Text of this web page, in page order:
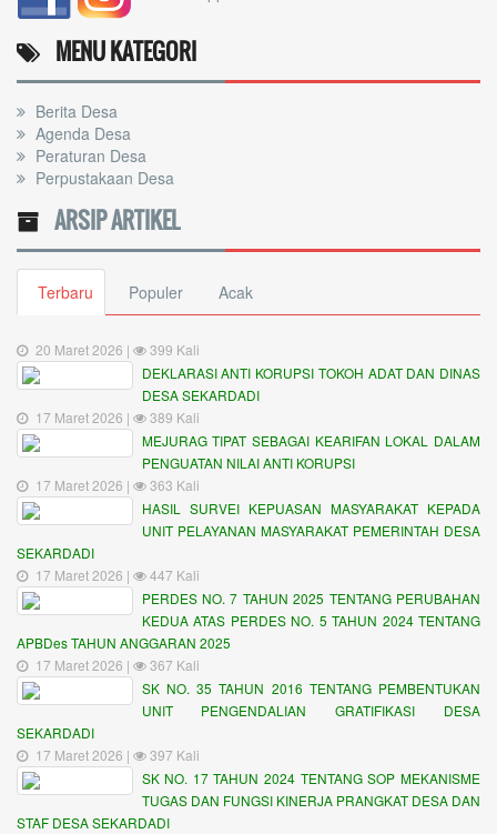
MENU KATEGORI
Berita Desa
Agenda Desa
Peraturan Desa
Perpustakaan Desa
ARSIP ARTIKEL
Terbaru Populer Acak
20 Maret 2026 |
399 Kali
DEKLARASI ANTI KORUPSI TOKOH ADAT DAN DINAS
DESA SEKARDADI
17 Maret 2026 |
389 Kali
MEJURAG TIPAT SEBAGAI KEARIFAN LOKAL DALAM
PENGUATAN NILAI ANTI KORUPSI
17 Maret 2026 |
363 Kali
HASIL SURVEI KEPUASAN MASYARAKAT KEPADA
UNIT PELAYANAN MASYARAKAT PEMERINTAH DESA
SEKARDADI
17 Maret 2026 |
447 Kali
PERDES NO. 7 TAHUN 2025 TENTANG PERUBAHAN
KEDUA ATAS PERDES NO. 5 TAHUN 2024 TENTANG
APBDes TAHUN ANGGARAN 2025
17 Maret 2026 |
367 Kali
SK NO. 35 TAHUN 2016 TENTANG PEMBENTUKAN
UNIT PENGENDALIAN GRATIFIKASI DESA
SEKARDADI
17 Maret 2026 |
397 Kali
SK NO. 17 TAHUN 2024 TENTANG SOP MEKANISME
TUGAS DAN FUNGSI KINERJA PRANGKAT DESA DAN
STAF DESA SEKARDADI